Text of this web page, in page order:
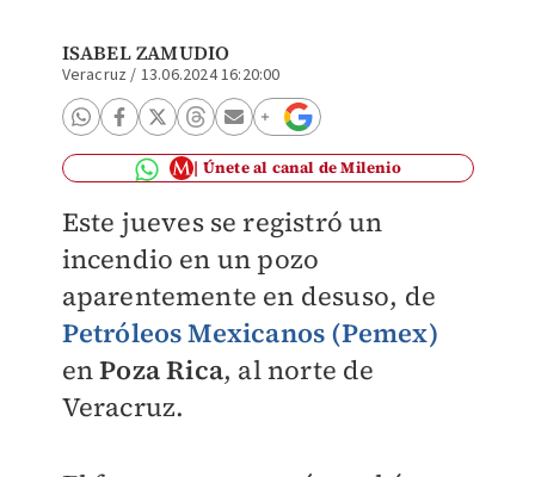
ISABEL ZAMUDIO
Veracruz / 13.06.2024 16:20:00
Únete al canal de Milenio
Este jueves se registró un
incendio en un pozo
aparentemente en desuso, de
Petróleos Mexicanos (Pemex)
enPoza Rica, al norte de
Veracruz.